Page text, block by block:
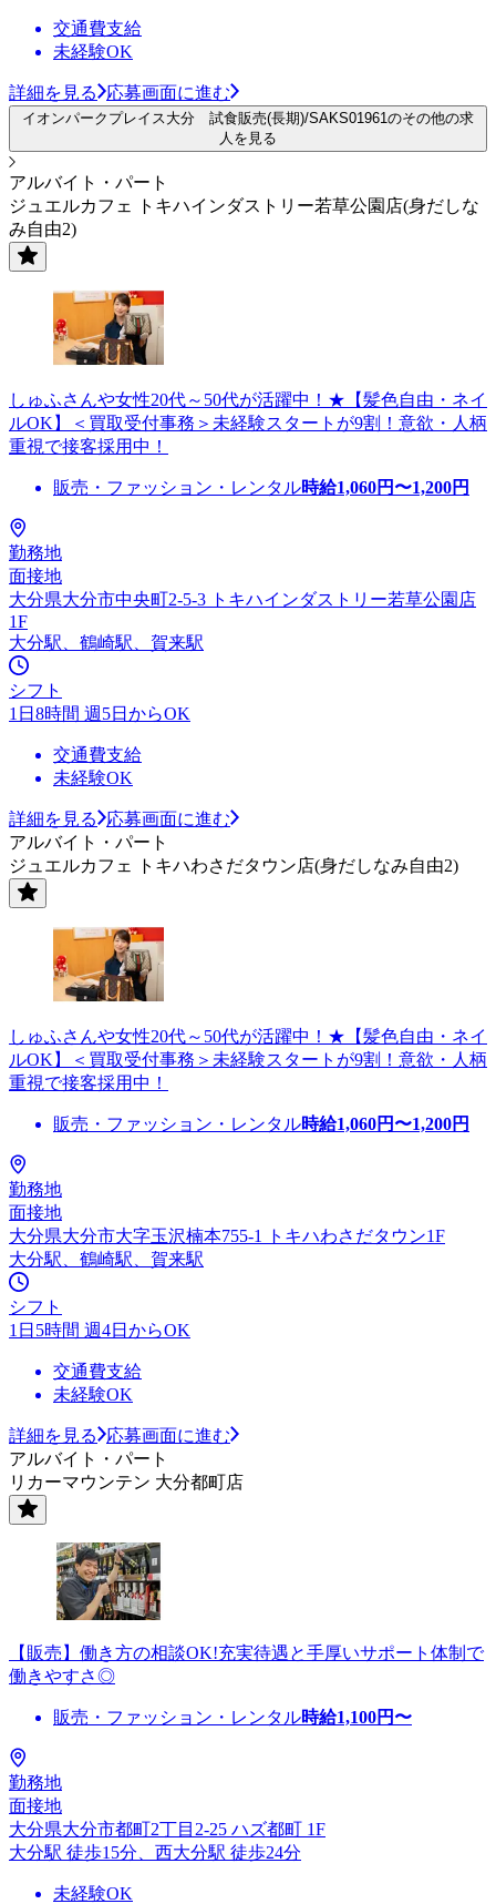
交通費支給
未経験OK
詳細を見る 応募画面に進む
イオンパークプレイス大分 試食販売(長期)/SAKS01961のその他の求
人を見る
アルバイト・パート
ジュエルカフェ トキハインダストリー若草公園店(身だしな
み自由2)
しゅふさんや女性20代～50代が活躍中！★【髪色自由・ネイ
ルOK】＜買取受付事務＞未経験スタートが9割！意欲・人柄
重視で接客採用中！
販売・ファッション・レンタル時給1,060円〜1,200円
勤務地
面接地
大分県大分市中央町2-5-3 トキハインダストリー若草公園店
1F
大分駅、鶴崎駅、賀来駅
シフト
1日8時間 週5日からOK
交通費支給
未経験OK
詳細を見る
応募画面に進む
アルバイト・パート
ジュエルカフェ トキハわさだタウン店(身だしなみ自由2)
しゅふさんや女性20代～50代が活躍中！★【髪色自由・ネイ
ルOK】＜買取受付事務＞未経験スタートが9割！意欲・人柄
重視で接客採用中！
販売・ファッション・レンタル時給1,060円〜1,200円
勤務地
面接地
大分県大分市大字玉沢楠本755-1 トキハわさだタウン1F
大分駅、鶴崎駅、賀来駅
シフト
1日5時間 週4日からOK
交通費支給
未経験OK
詳細を見る
応募画面に進む
アルバイト・パート
リカーマウンテン 大分都町店
【販売】働き方の相談OK!充実待遇と手厚いサポート体制で
働きやすさ◎
販売・ファッション・レンタル時給1,100円〜
勤務地
面接地
大分県大分市都町2丁目2-25 ハズ都町 1F
大分駅 徒歩15分、西大分駅 徒歩24分
未経験OK